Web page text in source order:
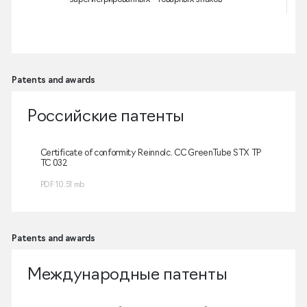
Patents and awards
Российские патенты
Certificate of conformity Reinnolc. CC GreenTube STX ТР
ТС 032
PDF 10.51 mb
Patents and awards
Международные патенты